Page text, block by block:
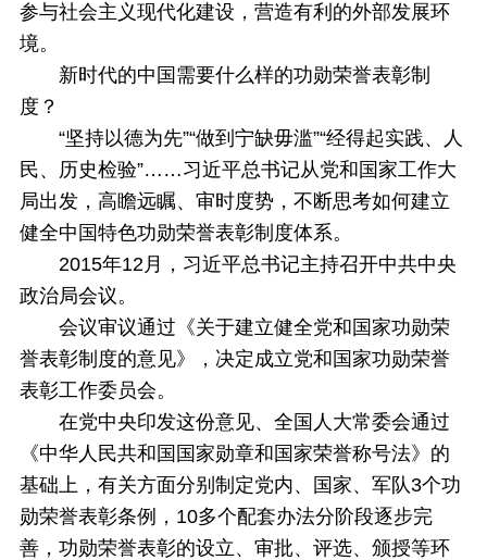
参与社会主义现代化建设，营造有利的外部发展环
境。
新时代的中国需要什么样的功勋荣誉表彰制
度？
“坚持以德为先”“做到宁缺毋滥”“经得起实践、人
民、历史检验”……习近平总书记从党和国家工作大
局出发，高瞻远瞩、审时度势，不断思考如何建立
健全中国特色功勋荣誉表彰制度体系。
2015年12月，习近平总书记主持召开中共中央
政治局会议。
会议审议通过《关于建立健全党和国家功勋荣
誉表彰制度的意见》，决定成立党和国家功勋荣誉
表彰工作委员会。
在党中央印发这份意见、全国人大常委会通过
《中华人民共和国国家勋章和国家荣誉称号法》的
基础上，有关方面分别制定党内、国家、军队3个功
勋荣誉表彰条例，10多个配套办法分阶段逐步完
善，功勋荣誉表彰的设立、审批、评选、颁授等环